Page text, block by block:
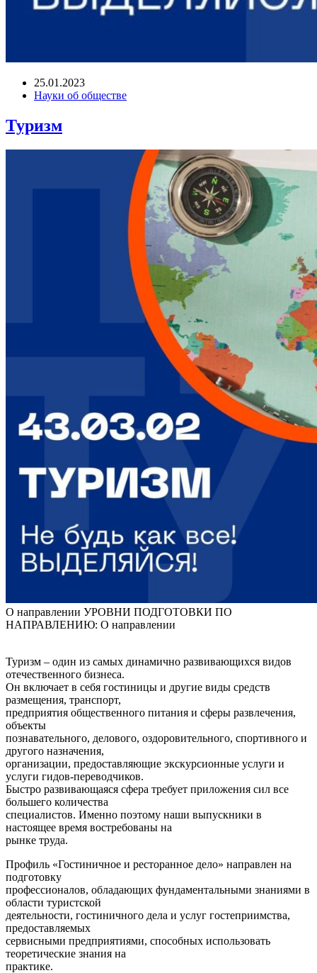
25.01.2023
Науки об обществе
Туризм
О направлении УРОВНИ ПОДГОТОВКИ ПО
НАПРАВЛЕНИЮ: О направлении
Туризм – один из самых динамично развивающихся видов
отечественного бизнеса.
Он включает в себя гостиницы и другие виды средств
размещения, транспорт,
предприятия общественного питания и сферы развлечения,
объекты
познавательного, делового, оздоровительного, спортивного и
другого назначения,
организации, предоставляющие экскурсионные услуги и
услуги гидов-переводчиков.
Быстро развивающаяся сфера требует приложения сил все
большего количества
специалистов. Именно поэтому наши выпускники в
настоящее время востребованы на
рынке труда.
Профиль «Гостиничное и ресторанное дело» направлен на
подготовку
профессионалов, обладающих фундаментальными знаниями в
области туристской
деятельности, гостиничного дела и услуг гостеприимства,
предоставляемых
сервисными предприятиями, способных использовать
теоретические знания на
практике.